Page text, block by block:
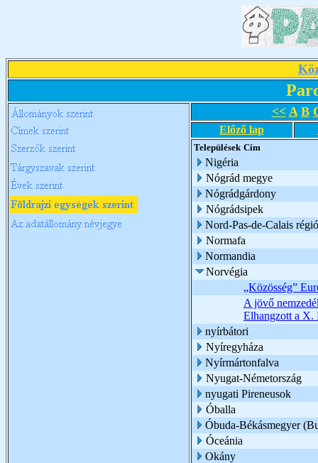
<< A B
Előző lap
Települések Cím
Nigéria
Nógrád megye
Nógrádgárdony
Nógrádsipek
Nord-Pas-de-Calais régió
Normafa
Normandia
Norvégia
„Közösség”
A jövő
Elhangzott a X.
nyírbátori
Nyíregyháza
Nyírmártonfalva
Nyugat-Németország
nyugati Pireneusok
Óballa
Óbuda-Békásmegyer
Óceánia
Okány